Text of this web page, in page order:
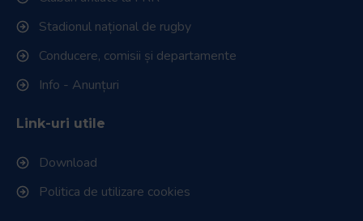
Stadionul național de rugby
Conducere, comisii și departamente
Info - Anunțuri
Link-uri utile
Download
Politica de utilizare cookies